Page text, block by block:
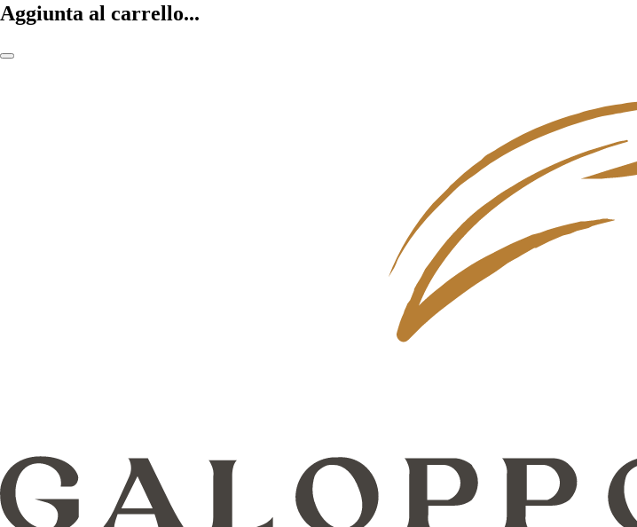
Aggiunta al carrello...